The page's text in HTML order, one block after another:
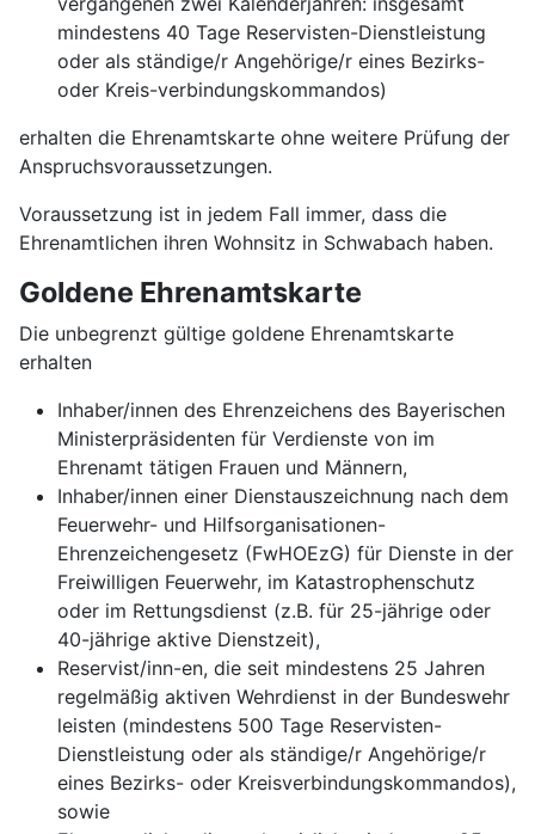
mindestens 40 Tage Reservisten-Dienstleistung
oder als ständige/r Angehörige/r eines Bezirks-
oder Kreis-verbindungskommandos)
erhalten die Ehrenamtskarte ohne weitere Prüfung der
Anspruchsvoraussetzungen.
Voraussetzung ist in jedem Fall immer, dass die
Ehrenamtlichen ihren Wohnsitz in Schwabach haben.
Goldene Ehrenamtskarte
Die unbegrenzt gültige goldene Ehrenamtskarte
erhalten
Inhaber/innen des Ehrenzeichens des Bayerischen
Ministerpräsidenten für Verdienste von im
Ehrenamt tätigen Frauen und Männern,
Inhaber/innen einer Dienstauszeichnung nach dem
Feuerwehr- und Hilfsorganisationen-
Ehrenzeichengesetz (FwHOEzG) für Dienste in der
Freiwilligen Feuerwehr, im Katastrophenschutz
oder im Rettungsdienst (z.B. für 25-jährige oder
40-jährige aktive Dienstzeit),
Reservist/inn-en, die seit mindestens 25 Jahren
regelmäßig aktiven Wehrdienst in der Bundeswehr
leisten (mindestens 500 Tage Reservisten-
Dienstleistung oder als ständige/r Angehörige/r
eines Bezirks- oder Kreisverbindungskommandos),
sowie